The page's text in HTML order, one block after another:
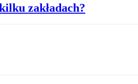
zakładach?